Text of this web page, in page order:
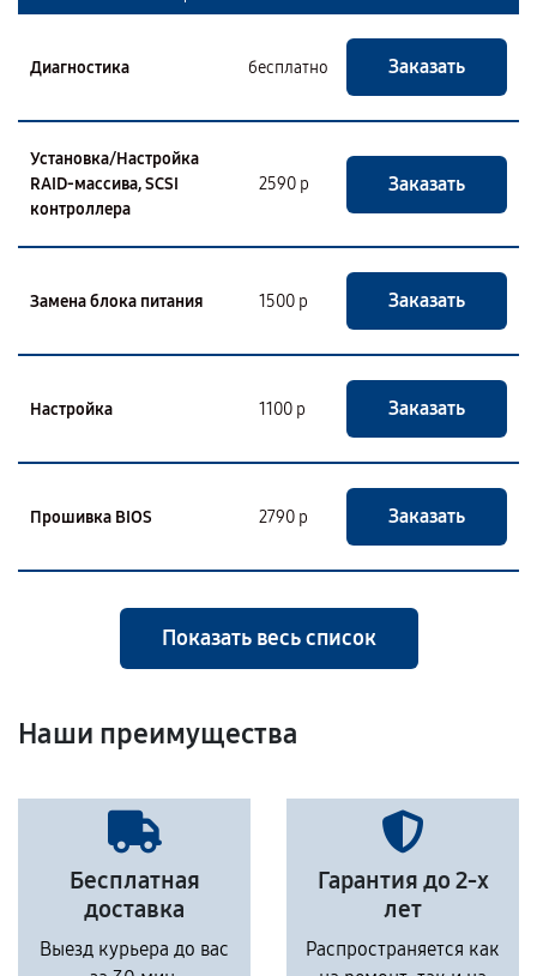
Диагностика бесплатно Заказать
Установка/Настройка
RAID-массива, SCSI
контроллера
2590 р Заказать
Замена блока питания 1500 р Заказать
Настройка 1100 р Заказать
Прошивка BIOS 2790 р Заказать
Показать весь список
Наши преимущества
Бесплатная
доставка
Выезд курьера до вас
Гарантия до 2-х
лет
Распространяется как